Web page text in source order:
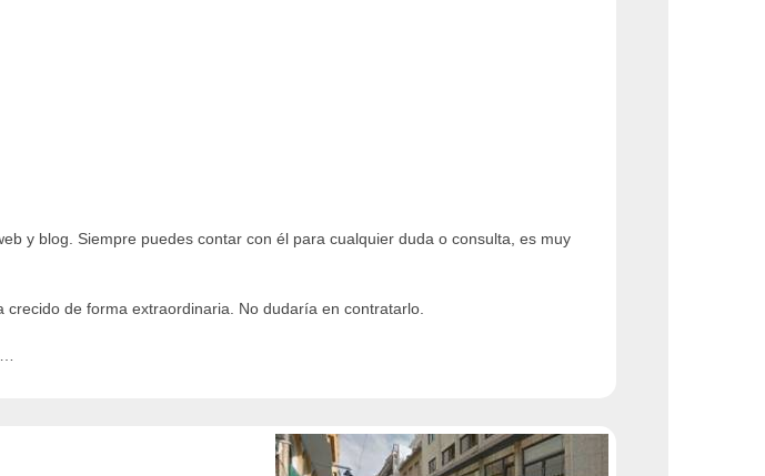
y blog. Siempre puedes contar con él para cualquier duda o consulta, es muy
de forma extraordinaria. No dudaría en contratarlo.